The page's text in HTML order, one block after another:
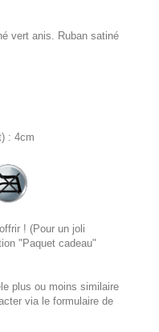
vert anis. Ruban satiné
: 4cm
! (Pour un joli
"Paquet cadeau"
plus ou moins similaire
via le formulaire de